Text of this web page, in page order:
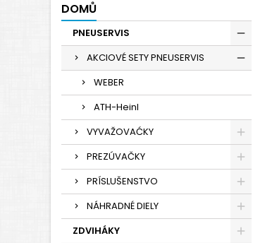
DOMŮ
PNEUSERVIS
AKCIOVÉ SETY PNEUSERVIS
WEBER
ATH-Heinl
VYVAŽOVAĆKY
PREZÚVAČKY
PRÍSLUŠENSTVO
NÁHRADNÉ DIELY
ZDVIHÁKY